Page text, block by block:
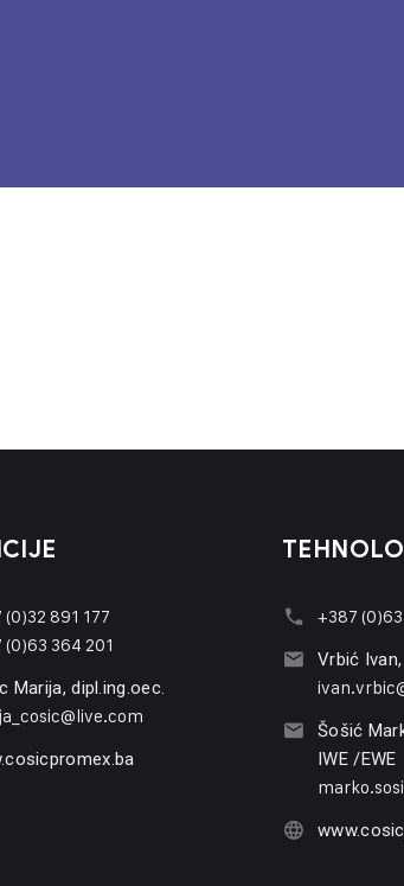
(0)32 891 177
(0)63 364 201
Marija, dipl.ing.oec.
+387
Vrbić
Šošić
IWE /EWE